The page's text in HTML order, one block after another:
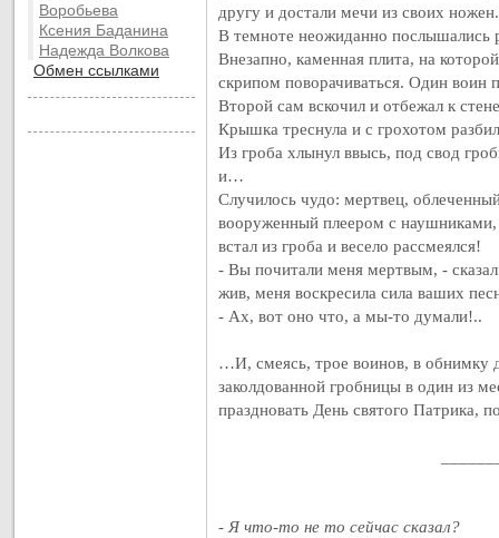
Воробьева
Ксения Баданина
Надежда Волкова
Обмен ссылками
другу и достали мечи из своих ножен.
В темноте неожиданно послышались
Внезапно, каменная плита, на
скрипом поворачиваться. Один воин
Второй сам вскочил и отбежал к
Крышка треснула и с грохотом
Из гроба хлынул ввысь, под свод
и…
Случилось чудо: мертвец,
вооруженный плеером с
встал из гроба и весело рассмеялся!
- Вы почитали меня мертвым, -
жив, меня воскресила сила ваших
- Ах, вот оно что, а мы-то думали!..
…И, смеясь, трое воинов, в обнимку
заколдованной гробницы в один из
праздновать День святого Патрика,
- Я что-то не то сейчас сказал?